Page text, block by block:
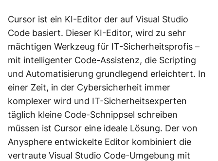
Cursor ist ein KI-Editor der auf Visual Studio
Code basiert. Dieser KI-Editor, wird zu sehr
mächtigen Werkzeug für IT-Sicherheitsprofis –
mit intelligenter Code-Assistenz, die Scripting
und Automatisierung grundlegend erleichtert. In
einer Zeit, in der Cybersicherheit immer
komplexer wird und IT-Sicherheitsexperten
täglich kleine Code-Schnippsel schreiben
müssen ist Cursor eine ideale Lösung. Der von
Anysphere entwickelte Editor kombiniert die
vertraute Visual Studio Code-Umgebung mit